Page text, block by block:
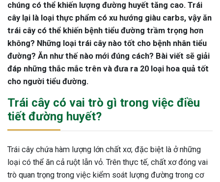
chúng có thể khiến lượng đường huyết tăng cao. Trái
cây lại là loại thực phẩm có xu hướng giàu carbs, vậy ăn
trái cây có thể khiến bệnh tiểu đường trầm trọng hơn
không? Những loại trái cây nào tốt cho bệnh nhân tiểu
đường? Ăn như thế nào mới đúng cách? Bài viết sẽ giải
đáp những thắc mắc trên và đưa ra 20 loại hoa quả tốt
cho người tiểu đường.
Trái cây có vai trò gì trong việc điều
tiết đường huyết?
Trái cây chứa hàm lượng lớn chất xơ, đặc biệt là ở những
loại có thể ăn cả ruột lẫn vỏ. Trên thực tế, chất xơ đóng vai
trò quan trọng trong việc kiểm soát lượng đường trong cơ